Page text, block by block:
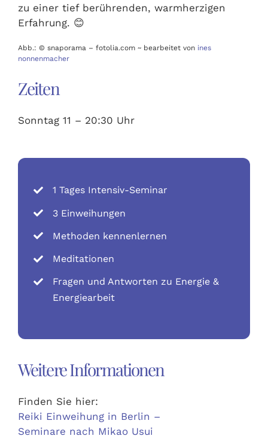
zu einer tief berührenden, warmherzigen
Erfahrung. 😊
Abb.: © snaporama – fotolia.com ~ bearbeitet von ines
nonnenmacher
Zeiten
Sonntag 11 – 20:30 Uhr
1 Tages Intensiv-Seminar
3 Einweihungen
Methoden kennenlernen
Meditationen
Fragen und Antworten zu Energie &
Energiearbeit
Weitere Informationen
Finden Sie hier:
Reiki Einweihung in Berlin –
Seminare nach Mikao Usui